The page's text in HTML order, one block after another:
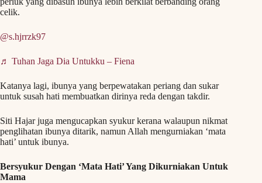
celik.
@s.hjrrzk97
♬ Tuhan Jaga Dia Untukku – Fiena
Katanya lagi, ibunya yang berpewatakan periang dan sukar
untuk susah hati membuatkan dirinya reda dengan takdir.
Siti Hajar juga mengucapkan syukur kerana walaupun nikmat
penglihatan ibunya ditarik, namun Allah mengurniakan ‘mata
hati’ untuk ibunya.
Bersyukur Dengan ‘Mata Hati’ Yang Dikurniakan Untuk
Mama